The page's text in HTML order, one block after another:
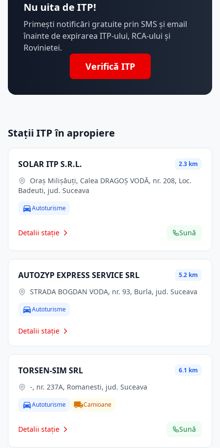
Nu uita de ITP!
Primești notificări gratuite prin SMS și email
înainte de expirarea ITP-ului, RCA-ului și
Rovinietei.
Verifică ITP
Stații ITP în apropiere
SOLAR ITP S.R.L. 2.3 km
Badeuti, jud. Suceava
Autoturisme
Detalii stație Sună
AUTOZYP EXPRESS SERVICE SRL 5.2 km
STRADA BOGDAN VODA, nr. 93, Burla, jud. Suceava
Autoturisme
Detalii stație
TORSEN-SIM SRL 6.1 km
-, nr. 237A, Romanesti, jud. Suceava
Autoturisme Camioane
Detalii stație Sună